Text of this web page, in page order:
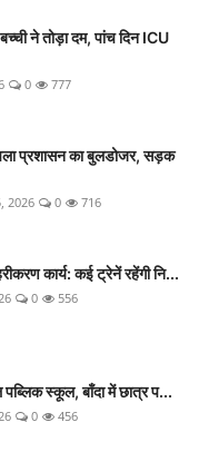
ने तोड़ा दम, पांच दिन ICU
0 777
प्रशासन का बुलडोजर, सड़क
2026 0 716
कार्य: कई ट्रेनें रहेंगी नि...
0 556
पब्लिक स्कूल, बाँदा में छात्र प...
0 456